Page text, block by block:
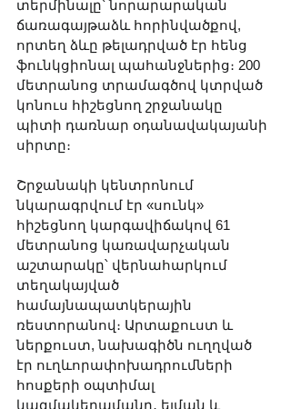
տերմինալը՝ նորարարական
ճառագայթաձև հորինվածքով,
որտեղ ձևը թելադրված էր հենց
ֆունկցիոնալ պահանջներից։ 200
մետրանոց տրամագծով կտրված
կոնուս հիշեցնող շրջանակը
պիտի դառնար օդանավակայանի
սիրտը։
Շրջանակի կենտրոնում
նկարագրվում էր «սունկ»
հիշեցնող կարգավիճակով 61
մետրանոց կառավարչական
աշտարակը՝ վերնահարկում
տեղակայված
համայնապատկերային
ռեստորանով։ Արտաքուստ և
ներքուստ, նախագիծն ուղղված
էր ուղևորափոխադրումների
հոսքերի օպտիմալ
կազմակերպմանը․ ելման և